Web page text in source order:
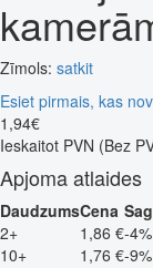
Zīmols: satkit
Esiet pirmais, kas
1 ,94€
Ieskaitot PVN (Bez
Apjoma atlaides
DaudzumsCena
2+
1,86 €-4%
10+
1,76 €-9%